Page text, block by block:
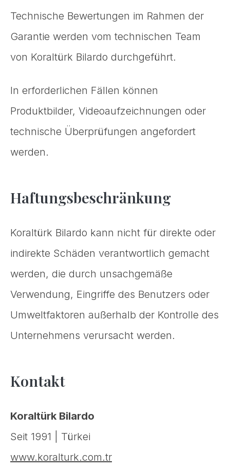
Technische Bewertungen im Rahmen der
Garantie werden vom technischen Team
von Koraltürk Bilardo durchgeführt.
In erforderlichen Fällen können
Produktbilder, Videoaufzeichnungen oder
technische Überprüfungen angefordert
werden.
Haftungsbeschränkung
Koraltürk Bilardo kann nicht für direkte oder
indirekte Schäden verantwortlich gemacht
werden, die durch unsachgemäße
Verwendung, Eingriffe des Benutzers oder
Umweltfaktoren außerhalb der Kontrolle des
Unternehmens verursacht werden.
Kontakt
Koraltürk Bilardo
Seit 1991 | Türkei
www.koralturk.com.tr